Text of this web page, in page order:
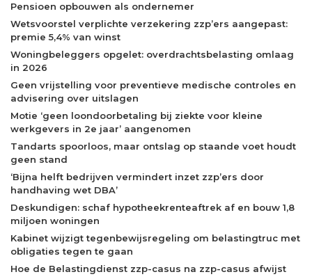
Pensioen opbouwen als ondernemer
Wetsvoorstel verplichte verzekering zzp’ers aangepast:
premie 5,4% van winst
Woningbeleggers opgelet: overdrachtsbelasting omlaag
in 2026
Geen vrijstelling voor preventieve medische controles en
advisering over uitslagen
Motie ‘geen loondoorbetaling bij ziekte voor kleine
werkgevers in 2e jaar’ aangenomen
Tandarts spoorloos, maar ontslag op staande voet houdt
geen stand
‘Bijna helft bedrijven vermindert inzet zzp’ers door
handhaving wet DBA’
Deskundigen: schaf hypotheekrenteaftrek af en bouw 1,8
miljoen woningen
Kabinet wijzigt tegenbewijsregeling om belastingtruc met
obligaties tegen te gaan
Hoe de Belastingdienst zzp-casus na zzp-casus afwijst